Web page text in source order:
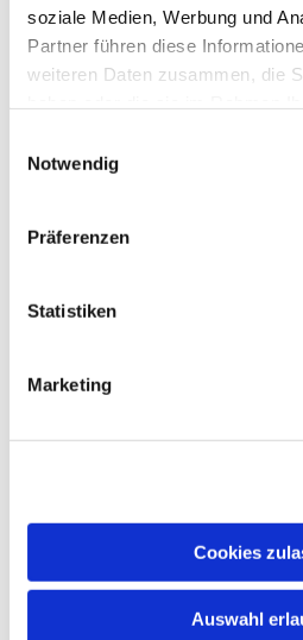
soziale Medien, Werbung und
Partner führen diese
weiteren Daten zusammen, die
Notwendig
Präferenzen
Statistiken
Marketing
Cookies
Auswahl